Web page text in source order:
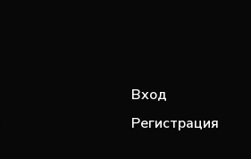
Вход
Регистрация